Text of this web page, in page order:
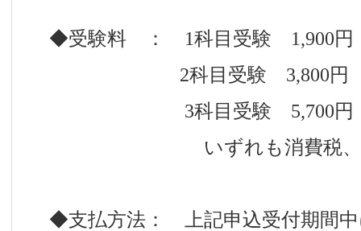
◆受験料 ： 1科目受験 1,900円
2科目受験 3,800円
3科目受験 5,700円
いずれも消費税、成績
◆支払方法： 上記申込受付期間中